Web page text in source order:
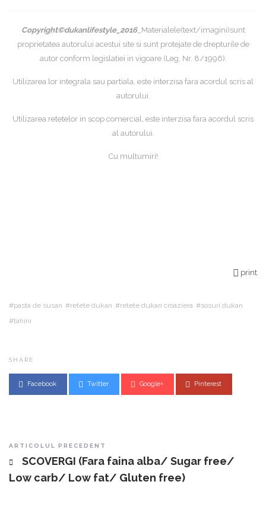
Copyright©dukanlifestyle_2016_Materialele(text/imagini)sunt
proprietatea autorului acestui site si sunt protejate de drepturile de
autor conform legislatiei in vigoare (Leg. Nr. 8/1996).
Utilizarea lor integrala sau partiala, este interzisa fara acordul scris al
autorului.
Utilizarea retetelor in scop comercial, este interzisa fara acordul scris
al autorului.
Cu multumiri!
print
pasta de susan retete dukan retete dukan croaziera
sosuri dukan
tahini
SHARE
Facebook Twitter Google+ Pinterest
Post navigation
ARTICOLUL PRECEDENT
SCOVERGI (Fara faina alba/ Sugar free/
Low carb/ Low fat/ Gluten free)